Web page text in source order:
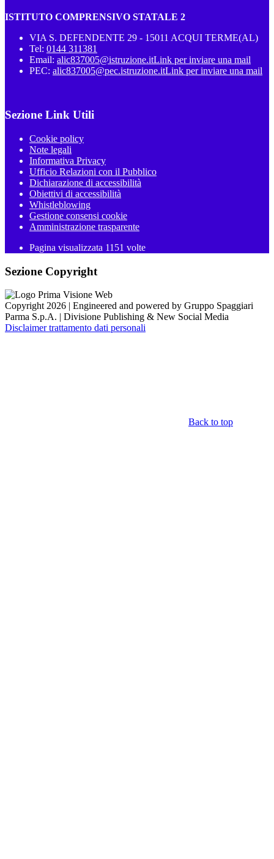
ISTITUTO COMPRENSIVO STATALE 2
VIA S. DEFENDENTE 29 - 15011 ACQUI TERME(AL)
Tel: 0144 311381
Email: alic837005@istruzione.itLink per inviare una mail
PEC: alic837005@pec.istruzione.itLink per inviare una mail
Sezione Link Utili
Cookie policy
Note legali
Informativa Privacy
Ufficio Relazioni con il Pubblico
Dichiarazione di accessibilità
Obiettivi di accessibilità
Whistleblowing
Gestione consensi cookie
Amministrazione trasparente
Pagina visualizzata 1151 volte
Sezione Copyright
Copyright 2026 | Engineered and powered by Gruppo Spaggiari
Parma S.p.A. | Divisione Publishing & New Social Media
Disclaimer trattamento dati personali
Back to top